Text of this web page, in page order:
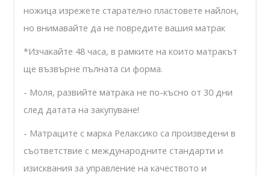
ножица изрежете старателно пластовете найлон,
но внимавайте да не повредите вашия матрак
*Изчакайте 48 часа, в рамките на които матракът
ще възвърне пълната си форма.
- Моля, развийте матрака не по-късно от 30 дни
след датата на закупуване!
- Матраците с марка Релаксико са произведени в
съответствие с международните стандарти и
изисквания за управление на качеството и